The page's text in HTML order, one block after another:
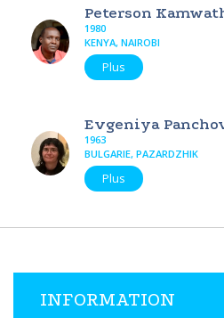
Peterson
1980
KENYA, NAIROBI
Plus
Evgeniya
1963
BULGARIE, PAZARDZHIK
Plus
INFORMATION